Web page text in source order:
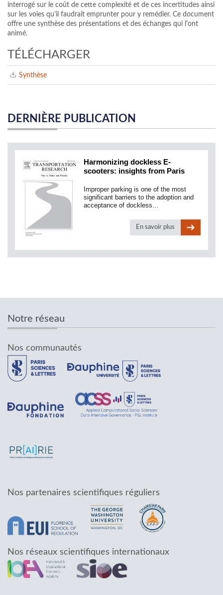
interrogé sur le coût de cette complexité et de ces incertitudes ainsi
sur les voies qu’il faudrait emprunter pour y remédier. Ce document
offre une synthèse des présentations et des échanges qui l'ont
animé.
TÉLÉCHARGER
Synthèse
DERNIÈRE PUBLICATION
Harmonizing dockless E-
scooters: insights from Paris
Improper parking is one of the most
significant barriers to the adoption and
acceptance of dockless…
En savoir plus
Notre réseau
Nos communautés
Nos partenaires scientifiques réguliers
Nos réseaux scientifiques internationaux